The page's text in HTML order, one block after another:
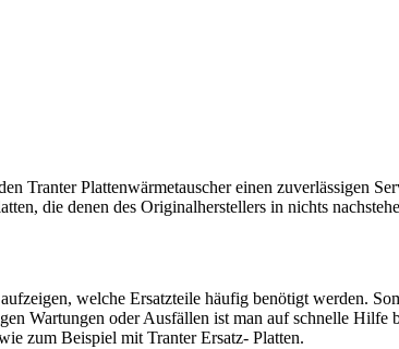
Tranter Plattenwärmetauscher einen zuverlässigen
die denen des Originalherstellers in nichts
welche Ersatzteile häufig benötigt werden.
Wartungen oder Ausfällen ist man auf schnelle Hilfe
zum Beispiel mit Tranter Ersatz- Platten.